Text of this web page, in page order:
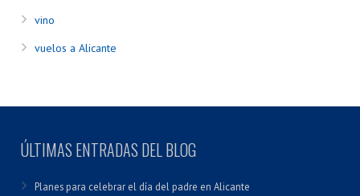
vino
vuelos a Alicante
ÚLTIMAS ENTRADAS DEL BLOG
Planes para celebrar el día del padre en Alicante